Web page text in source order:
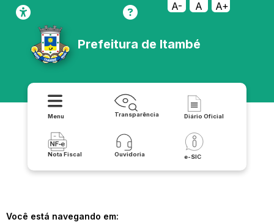
A- A A+
Prefeitura de Itambé
Menu Transparência Diário Oficial
Nota Fiscal Ouvidoria e-SIC
Você está navegando em: